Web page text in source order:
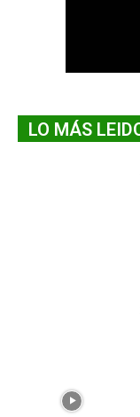
LO MÁS